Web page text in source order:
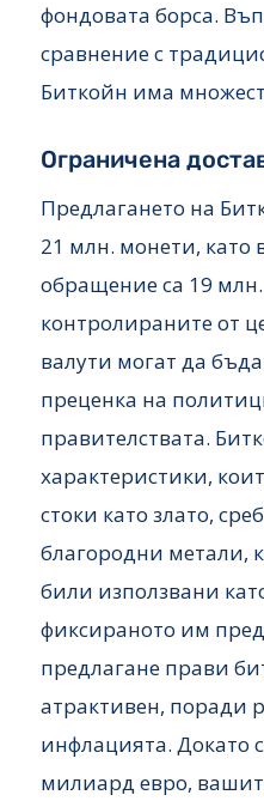
фондовата борса.
сравнение с
Биткойн има
Ограничена
Предлагането на
21 млн. монети, като
обращение са 19
контролираните от
валути могат да
преценка на
правителствата.
характеристики,
стоки като злато,
благородни метали,
били използвани
фиксираното им
предлагане прави
атрактивен, поради
инфлацията. Докато
милиард евро,